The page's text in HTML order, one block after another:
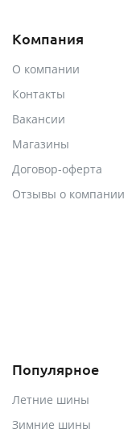
Компания
О компании
Контакты
Вакансии
Магазины
Договор-оферта
Отзывы о компании
Популярное
Летние шины
Зимние шины